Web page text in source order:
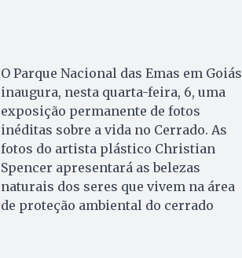
O Parque Nacional das Emas em Goiás
inaugura, nesta quarta-feira, 6, uma
exposição permanente de fotos
inéditas sobre a vida no Cerrado. As
fotos do artista plástico Christian
Spencer apresentará as belezas
naturais dos seres que vivem na área
de proteção ambiental do cerrado